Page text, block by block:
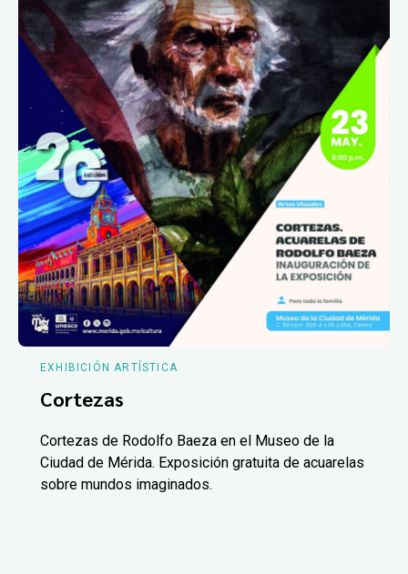
EXHIBICIÓN ARTÍSTICA
Cortezas
Cortezas de Rodolfo Baeza en el Museo de la
Ciudad de Mérida. Exposición gratuita de acuarelas
sobre mundos imaginados.